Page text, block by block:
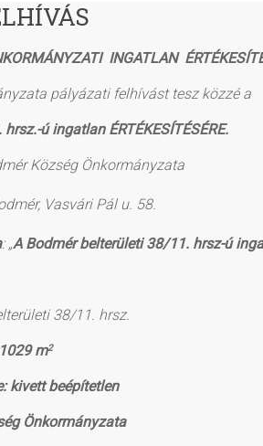
INGATLAN
pályázati felhívást tesz közzé a
hrsz.-ú ingatlan ÉRTÉKESÍTÉSÉRE.
Község Önkormányzata
Vasvári Pál u. 58.
: „A Bodmér belterületi 38/11. hrsz-ú
38/11. hrsz.
m2
kivett beépítetlen
Önkormányzata